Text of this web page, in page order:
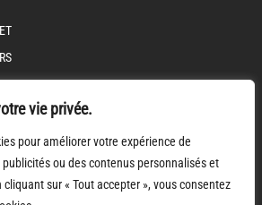
vie privée.
pour améliorer votre expérience de
ou des contenus personnalisés et
sur « Tout accepter », vous consentez